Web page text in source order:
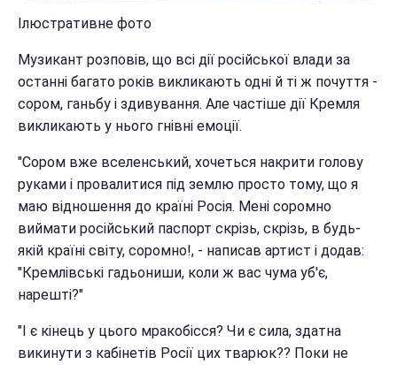
Ілюстративне фото
Музикант розповів, що всі дії російської влади за
останні багато років викликають одні й ті ж почуття -
сором, ганьбу і здивування. Але частіше дії Кремля
викликають у нього гнівні емоції.
"Сором вже вселенський, хочеться накрити голову
руками і провалитися під землю просто тому, що я
маю відношення до країні Росія. Мені соромно
виймати російський паспорт скрізь, скрізь, в будь-
якій країні світу, соромно!, - написав артист і додав:
"Кремлівські гадьониши, коли ж вас чума уб'є,
нарешті?"
"І є кінець у цього мракобісся? Чи є сила, здатна
викинути з кабінетів Росії цих тварюк?? Поки не